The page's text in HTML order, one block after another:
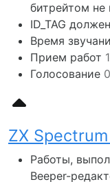
битрейтом не
ID_TAG
Время
Прием работ
Голосование
ZX
Работы,
Beeper-